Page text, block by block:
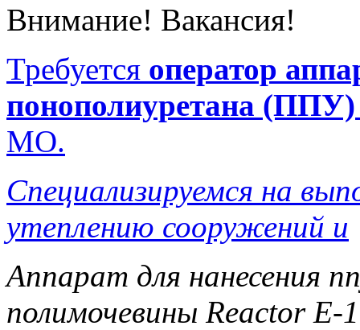
Внимание! Вакансия!
Требуется оператор
понополиуретана
МО.
Специализируемся на
утеплению сооружений и
Аппарат для нанесения
полимочевины Reactor E-